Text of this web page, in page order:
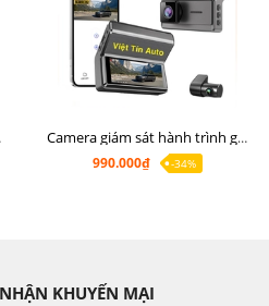
rắc zin
Camera giám sát hành trình ghi hình 2 mắt Q8 Pro độ phân giải 2K +1080P
990.000₫
-34%
KHUYẾN MẠI